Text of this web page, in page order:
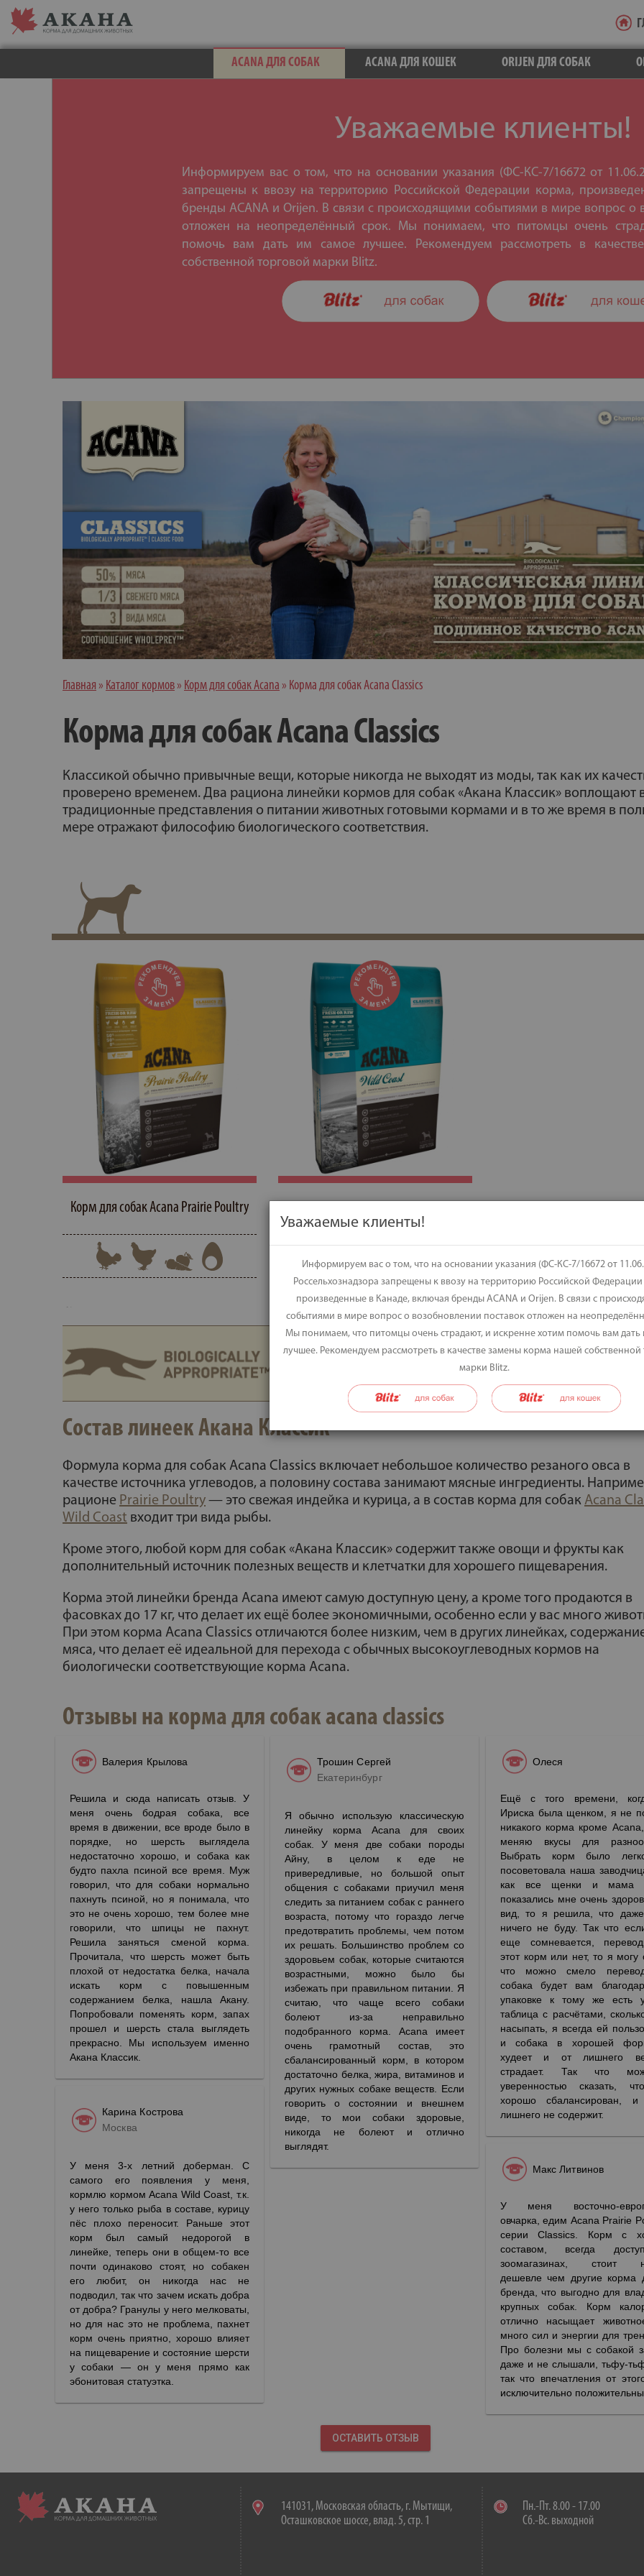
ACANA ДЛЯ СОБАК ACANA ДЛЯ КОШЕК ORIJEN ДЛЯ СОБАК
Уважаемые клиенты!
Информируем вас о том, что на основании указания (ФС-КС-7/16672 от
запрещены к ввозу на территорию Российской Федерации корма,
бренды ACANA и Orijen. В связи с происходящими событиями в мире вопрос о
отложен на неопределённый срок. Мы понимаем, что питомцы очень
помочь вам дать им самое лучшее. Рекомендуем рассмотреть в
собственной торговой марки Blitz.
Главная » Каталог кормов» Корм для собак Acana » Корма для собак Acana Classics
Корма для собак Acana Classics
Классикой обычно привычные вещи, которые никогда не выходят из моды, так как их
проверено временем. Два рациона линейки кормов для собак «Акана Классик» воплощают
традиционные представления о питании животных готовыми кормами и в то же время в
мере отражают философию биологического соответствия.
Корм для собак Acana Prairie Poultry
W E e U m v k e
Состав линеек Акана Классик
Формула корма для собак Acana Classics включает небольшое количество резаного овса в
качестве источника углеводов, а половину состава занимают мясные ингредиенты.
рационе Prairie Poultry — это свежая индейка и курица, а в состав корма для собак Acana
Wild Coast входит три вида рыбы.
Кроме этого, любой корм для собак «Акана Классик» содержит также овощи и фрукты как
дополнительный источник полезных веществ и клетчатки для хорошего пищеварения.
Корма этой линейки бренда Acana имеют самую доступную цену, а кроме того продаются в
фасовках до 17 кг, что делает их ещё более экономичными, особенно если у вас много
При этом корма Acana Classics отличаются более низким, чем в других линейках,
мяса, что делает её идеальной для перехода с обычных высокоуглеводных кормов на
биологически соответствующие корма Acana.
Отзывы на корма для собак acana classics
Валерия Крылова
Решила и сюда написать отзыв. У
меня очень бодрая собака, все
время в движении, все вроде было в
порядке, но шерсть выглядела
недостаточно хорошо, и собака как
будто пахла псиной все время. Муж
говорил, что для собаки нормально
пахнуть псиной, но я понимала, что
это не очень хорошо, тем более мне
говорили, что шпицы не пахнут.
Решила заняться сменой корма.
Прочитала, что шерсть может быть
плохой от недостатка белка, начала
искать корм с повышенным
содержанием белка, нашла Акану.
Попробовали поменять корм, запах
прошел и шерсть стала выглядеть
прекрасно. Мы используем именно
Акана Классик.
Трошин Сергей
Екатеринбург
Я обычно использую классическую
линейку корма Acana для своих
собак. У меня две собаки породы
Айну, в целом к еде не
привередливые, но большой опыт
общения с собаками приучил меня
следить за питанием собак с раннего
возраста, потому что гораздо легче
предотвратить проблемы, чем потом
их решать. Большинство проблем со
здоровьем собак, которые считаются
возрастными, можно было бы
избежать при правильном питании. Я
считаю, что чаще всего собаки
болеют из-за неправильно
подобранного корма. Acana имеет
очень грамотный состав, это
сбалансированный корм, в котором
достаточно белка, жира, витаминов и
других нужных собаке веществ. Если
говорить о состоянии и внешнем
виде, то мои собаки здоровые,
никогда не болеют и отлично
выглядят.
Олеся
Ещё с того времени,
Ириска была щенком, я не
никакого корма кроме
меняю вкусы для
Выбрать корм было
посоветовала наша
как все щенки и мама
показались мне очень
вид, то я решила, что даже
ничего не буду. Так что
еще сомневается,
этот корм или нет, то я могу
что можно смело
собака будет вам
упаковке к тому же есть
таблица с расчётами,
насыпать, я всегда ей
и собака в хорошей
худеет и от лишнего
страдает. Так что
уверенностью сказать,
хорошо сбалансирован, и
лишнего не содержит.
Карина Кострова
Москва
У меня 3-х летний доберман. С
самого его появления у меня,
кормлю кормом Acana Wild Coast, т.к.
у него только рыба в составе, курицу
пёс плохо переносит. Раньше этот
корм был самый недорогой в
линейке, теперь они в общем-то все
почти одинаково стоят, но собакен
его любит, он никогда нас не
подводил, так что зачем искать добра
от добра? Гранулы у него мелковаты,
но для нас это не проблема, пахнет
корм очень приятно, хорошо влияет
на пищеварение и состояние шерсти
у собаки — он у меня прямо как
эбонитовая статуэтка.
Макс Литвинов
У меня восточно-
овчарка, едим Acana Prairie
серии Classics. Корм с
составом, всегда
зоомагазинах, стоит
дешевле чем другие корма
бренда, что выгодно для
крупных собак. Корм
отлично насыщает
много сил и энергии для
Про болезни мы с собакой
даже и не слышали, тьфу-
так что впечатления от
исключительно
ОСТАВИТЬ ОТЗЫВ
141031, Московская область, г. Мытищи,
Осташковское шоссе, влад. 5, стр. 1
Пн.-Пт. 8.00 - 17.00
Сб.-Вс. выходной
Уважаемые клиенты!
Информируем вас о том, что на основании указания (ФС-КС-7/16672 от
Россельхознадзора запрещены к ввозу на территорию Российской
произведенные в Канаде, включая бренды ACANA и Orijen. В связи с
событиями в мире вопрос о возобновлении поставок отложен на
Мы понимаем, что питомцы очень страдают, и искренне хотим помочь вам дать
лучшее. Рекомендуем рассмотреть в качестве замены корма нашей собственной
марки Blitz.